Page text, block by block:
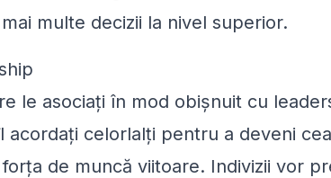
multe decizii la nivel superior.
le asociați în mod obișnuit cu
acordați celorlalți pentru a deveni
de muncă viitoare. Indivizii vor